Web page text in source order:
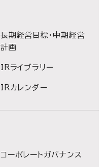
長期経営目標・中期経営
計画
IRライブラリー
IRカレンダー
コーポレートガバナンス